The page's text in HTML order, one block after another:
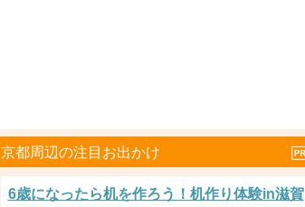
京都周辺の注目お出かけ
6歳になったら机を作ろう！机作り体験in滋賀